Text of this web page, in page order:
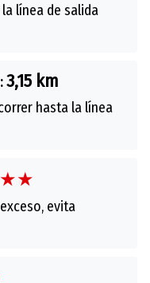
línea de salida
3,15 km
hasta la línea
★★
evita